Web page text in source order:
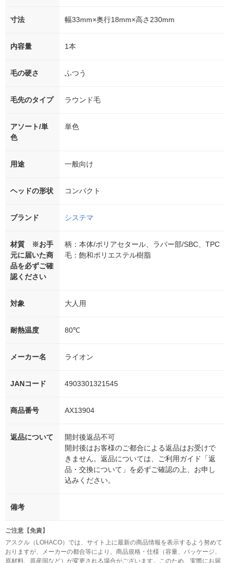
寸法 幅33mm×奥行18mm×高さ230mm
内容量 1本
毛の硬さ ふつう
毛先のタイプ ラウンド毛
アソート/単
色
単色
用途 一般向け
ヘッドの形状 コンパクト
ブランド システマ
材質 ※お手
元に届いた商
品を必ずご確
認ください
柄：本体/ポリアセタール、ラバー部/SBC、TPC
毛：飽和ポリエステル樹脂
対象 大人用
耐熱温度 80℃
メーカー名 ライオン
JANコード 4903301321545
商品番号 AX13904
返品について
開封後返品不可
開封後はお客様のご都合による返品はお受けで
きません。返品については、ご利用ガイド「返
品・交換について」を必ずご確認の上、お申し
込みください。
備考
ご注意【免責】
アスクル（LOHACO）では、サイト上に最新の商品情報を表示するよう努めて
おりますが、メーカーの都合等により、商品規格・仕様（容量、パッケージ、
原材料、原産国など）が変更される場合がございます。このため、実際にお届